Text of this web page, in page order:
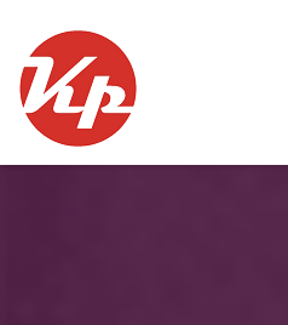
content